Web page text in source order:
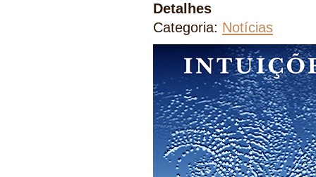
Detalhes
Categoria: Notícias